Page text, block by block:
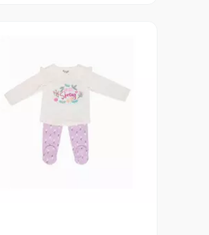
Vista Previa